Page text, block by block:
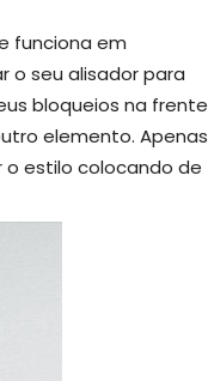
funciona em
o seu alisador para
bloqueios na frente
elemento. Apenas
estilo colocando de